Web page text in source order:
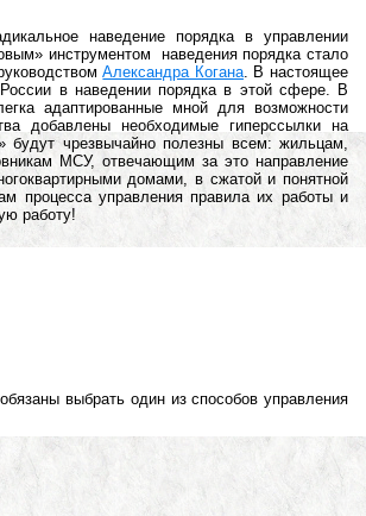
наведение порядка в управлении
инструментом наведения порядка стало
Александра Когана. В настоящее
в наведении порядка в этой сфере. В
адаптированные мной для возможности
добавлены необходимые гиперссылки на
будут чрезвычайно полезны всем: жильцам,
МСУ, отвечающим за это направление
домами, в сжатой и понятной
процесса управления правила их работы и
работу!
выбрать один из способов управления